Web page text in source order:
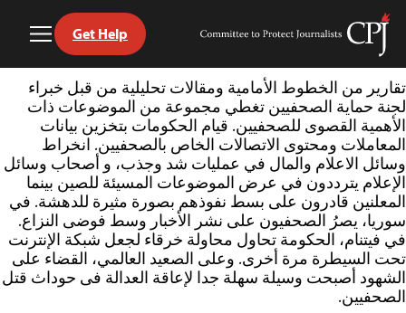
Skip
to
content
Committee
Protect
Journalists
Get Help
تقارير من الخطوط الأمامية ومقالات تحليلية من قبل خبراء
لجنة حماية الصحفيين تغطي مجموعة من الموضوعات ذات
الأهمية القصوى للصحفيين. قيام الحكومات بتخزين بيانات
المعاملات ومحتوى الاتصالات الخاص بالصحفيين. انخراط
وسائل الاعلام والمال في عمليات شد وجذب، و أصحاب وسائل
الإعلام يترددون في عرض الموضوعات المسيئة للصين بينما
المعلنين قادرون على بسط نفوذهم بصورة مثيرة للدهشة. في
سوريا، يصرُ الصحفيون على نشر الأخبار وسط فوضى النزاع.
في فيتنام، الحكومة تحاول محاولة خرقاء لجعل شبكة الإنترنت
تحت السيطرة مرة أخرى. وعلى الصعيد العالمي، القضاء على
الشهود أصبحت وسيلة سهلة جدا لإعاقة العدالة فى حوداث قتل
الصحفيين.